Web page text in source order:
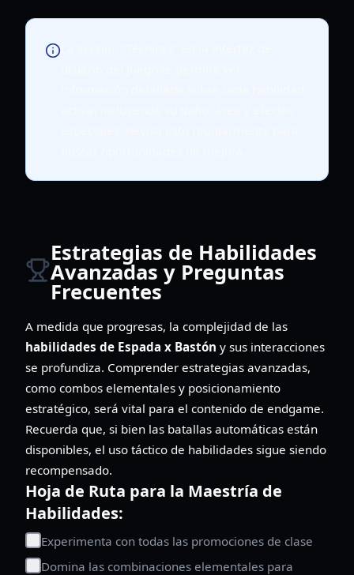
Estrategias de Habilidades
Avanzadas y Preguntas
Frecuentes
A medida que progresas, la complejidad de las
habilidades de Espada x Bastón y sus interacciones
se profundiza. Comprender estrategias avanzadas,
como combos elementales y posicionamiento
estratégico, será vital para el contenido de endgame.
Recuerda que, si bien las batallas automáticas están
disponibles, el uso táctico de habilidades sigue siendo
recompensado.
Hoja de Ruta para la Maestría de
Habilidades:
Experimenta con todas las promociones de clase
Domina las combinaciones elementales para